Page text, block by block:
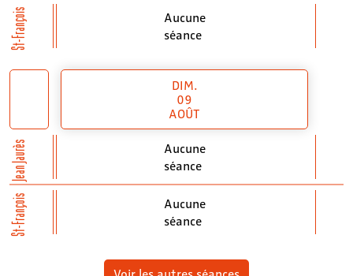
St-François
Aucune
séance
Jean Jaurès
St-François
DIM.
09
AOÛT
Aucune
séance
Aucune
séance